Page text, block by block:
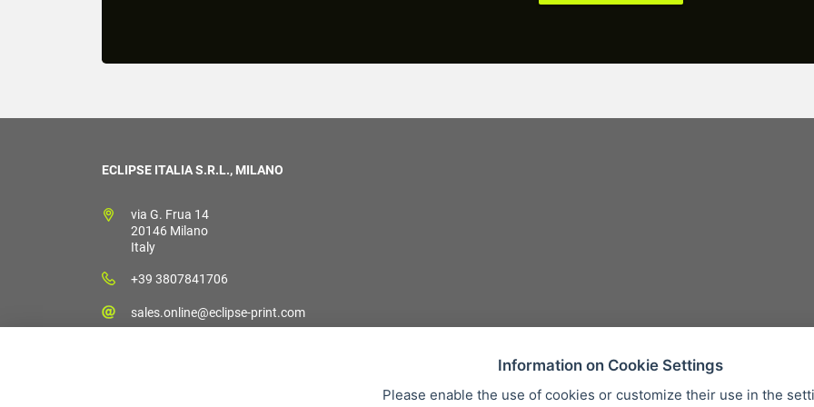
ECLIPSE ITALIA S.R.L., MILANO
via G. Frua 14
20146 Milano
Italy
+39 3807841706
sales.online@eclipse-print.com
Information on Cookie Settings
Please enable the use of cookies or customize their use in the